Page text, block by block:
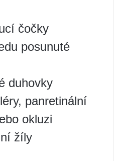
čočky
posunuté
duhovky
panretinální
okluzi
žíly